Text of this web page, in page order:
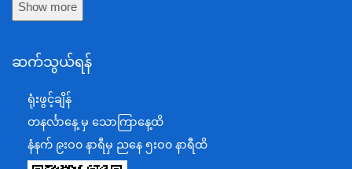
ကာကွယ်ရေးဝန်ကြီးဌာန
စီမံကိန်း၊ဘဏ္ဍာရေးနှင့်စက်မှုဝန်ကြီးဌာန
ရင်းနှီးမြှုပ်နှံမှုနှင့် နိုင်ငံခြားစီးပွားဆက်သွယ်ရေးဝန်ကြီးဌာန
အပြည်ပြည်ဆိုင်ရာပူးပေါင်းဆောင်ရွက်ရေးဝန်ကြီးဌာန
ပြန်ကြားရေးဝန်ကြီးဌာန
Show more
ဆက်သွယ်ရန်
ရုံးဖွင့်ချိန်
တနင်္လာနေ့ မှ သောကြာနေ့ထိ
နံနက် ၉းဝ၀ နာရီမှ ညနေ ၅းဝ၀ နာရီထိ